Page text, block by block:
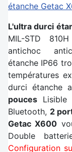
étanche Getac
L'ultra durci
MIL-STD
antichoc
étanche IP66
températures
durci étanche
pouces Lisible
Bluetooth, 2
Getac X600
Double
Configuration